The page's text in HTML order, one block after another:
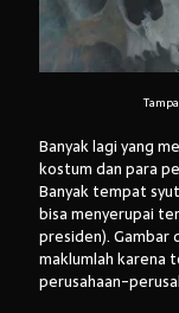
Banyak lagi yang
kostum dan para
Banyak tempat
bisa menyerupai
presiden). Gambar
maklumlah karena
perusahaan-